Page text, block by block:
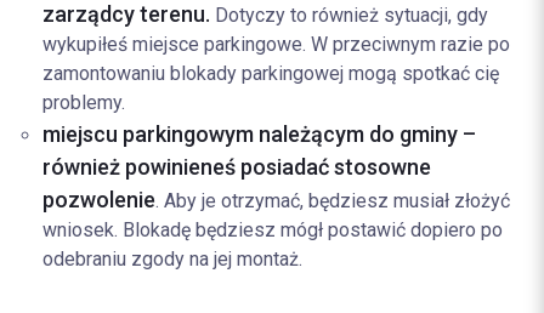
zarządcy terenu. Dotyczy to również sytuacji, gdy
wykupiłeś miejsce parkingowe. W przeciwnym razie po
zamontowaniu blokady parkingowej mogą spotkać cię
problemy.
miejscu parkingowym należącym do gminy –
również powinieneś posiadać stosowne
pozwolenie. Aby je otrzymać, będziesz musiał złożyć
wniosek. Blokadę będziesz mógł postawić dopiero po
odebraniu zgody na jej montaż.